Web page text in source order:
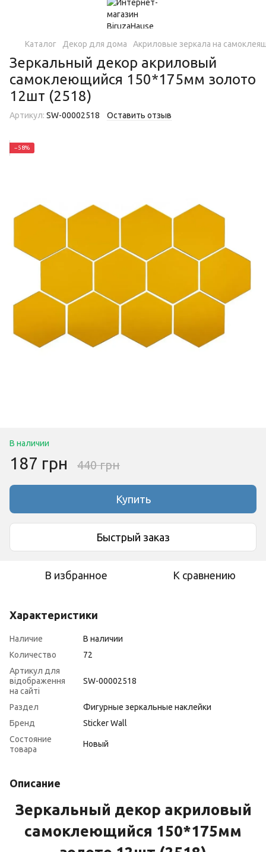
Каталог Декор для дома Акриловые зеркала на
Зеркальный декор акриловый
самоклеющийся 150*175мм золото
12шт (2518)
Артикул: SW-00002518 Оставить отзыв
−58%
В наличии
187 грн 440 грн
Купить
Быстрый заказ
В избранное К сравнению
Характеристики
Наличие
В наличии
Количество
72
Артикул для
відображення
на сайті
SW-00002518
Раздел
Фигурные зеркальные наклейки
Бренд
Sticker Wall
Состояние
товара
Новый
Описание
Зеркальный декор акриловый
самоклеющийся 150*175мм